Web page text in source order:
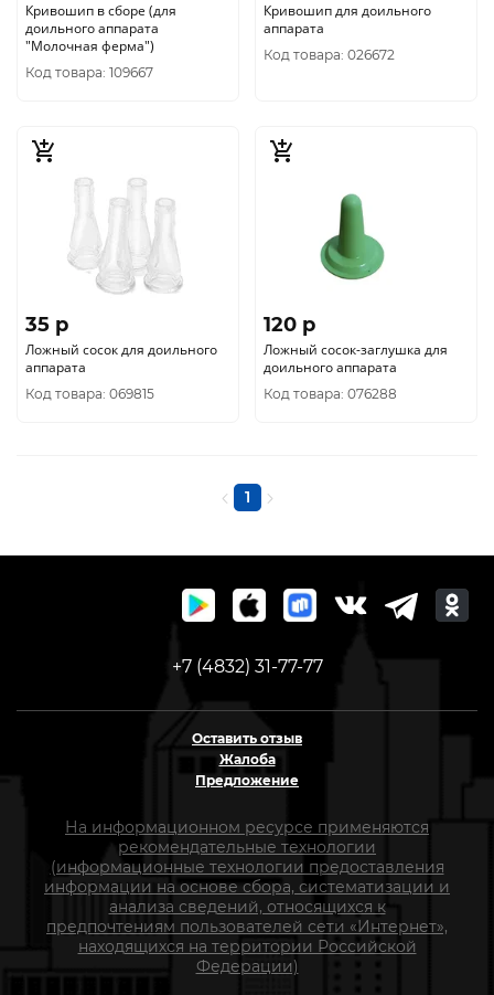
Кривошип в сборе (для
доильного аппарата
"Молочная ферма")
Код товара: 109667
Кривошип для доильного
аппарата
Код товара: 026672
35 p
Ложный сосок для доильного
аппарата
Код товара: 069815
120 p
Ложный сосок-заглушка для
доильного аппарата
Код товара: 076288
1
+7 (4832) 31-77-77
Оставить отзыв
Жалоба
Предложение
На информационном ресурсе применяются
рекомендательные технологии
(информационные технологии предоставления
информации на основе сбора, систематизации и
анализа сведений, относящихся к
предпочтениям пользователей сети «Интернет»,
находящихся на территории Российской
Федерации)